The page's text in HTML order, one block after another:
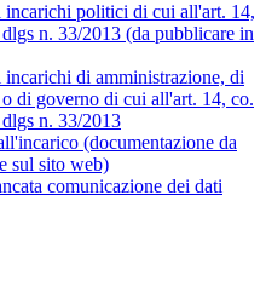
incarichi politici di cui all'art. 14,
n. 33/2013 (da pubblicare in
di amministrazione, di
di governo di cui all'art. 14, co.
n. 33/2013
(documentazione da
sul sito web)
comunicazione dei dati